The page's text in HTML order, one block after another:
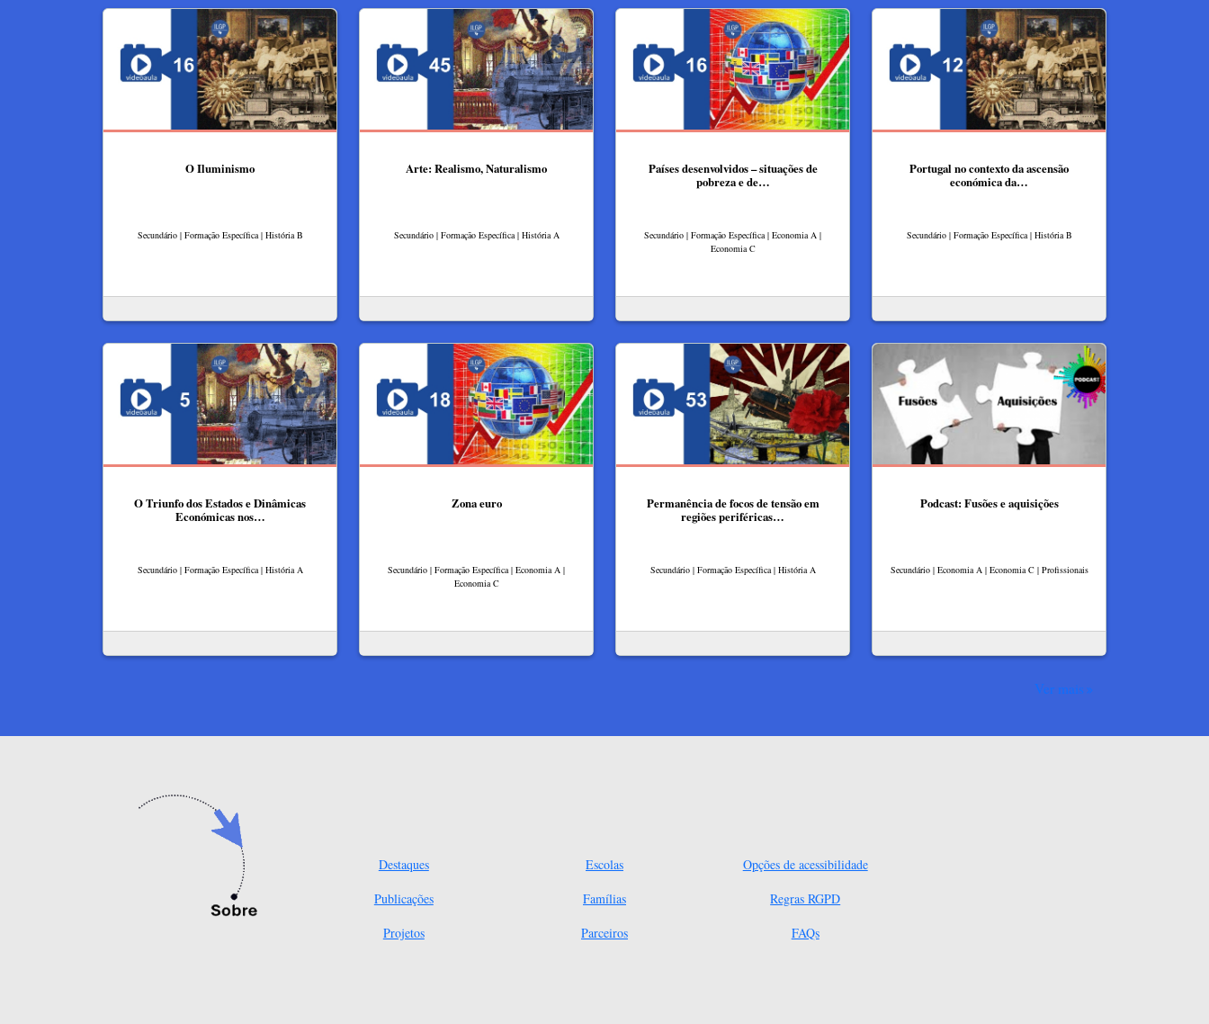
O Iluminismo
Secundário | Formação Específica | História B
Arte: Realismo, Naturalismo
Secundário | Formação Específica | História A
Países desenvolvidos – situações de
pobreza e de…
Secundário | Formação Específica | Economia A |
Economia C
Portugal no contexto da ascensão
económica da…
Secundário | Formação Específica | História B
O Triunfo dos Estados e Dinâmicas
Económicas nos…
Secundário | Formação Específica | História A
Zona euro
Secundário | Formação Específica | Economia A |
Economia C
Permanência de focos de tensão em
regiões periféricas…
Secundário | Formação Específica | História A
Podcast: Fusões e aquisições
Secundário | Economia A | Economia C | Profissionais
Ver mais
Destaques
Publicações
Projetos
Escolas
Famílias
Parceiros
Opções de acessibilidade
Regras RGPD
FAQs